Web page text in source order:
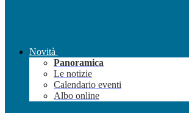
Novità
Panoramica
Le notizie
Calendario eventi
Albo online